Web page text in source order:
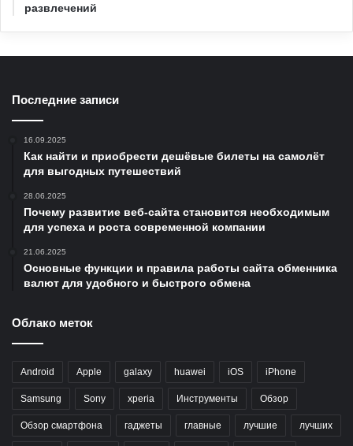
развлечений
Последние записи
16.09.2025
Как найти и приобрести дешёвые билеты на самолёт
для выгодных путешествий
28.06.2025
Почему развитие веб-сайта становится необходимым
для успеха и роста современной компании
21.06.2025
Основные функции и правила работы сайта обменника
валют для удобного и быстрого обмена
Облако меток
Android Apple galaxy huawei iOS iPhone
Samsung Sony xperia Инструменты Обзор
Обзор смартфона гаджеты главные лучшие лучших